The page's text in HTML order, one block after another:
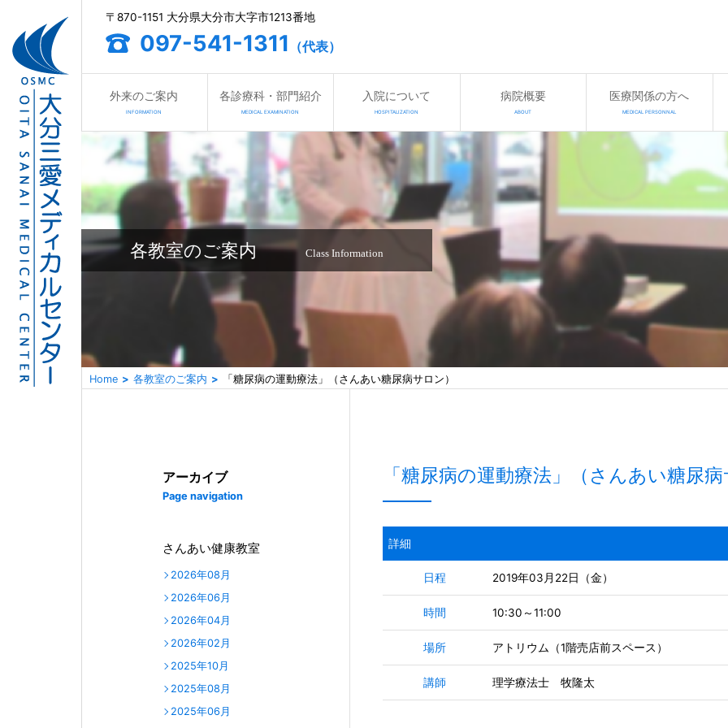
〒870-1151 大分県大分市大字市1213番地
097-541-1311 （代表）
外来のご案内
INFORMATION
各診療科・部門紹介
MEDICAL EXAMINATION
入院について
HOSPITALIZATION
病院概要
ABOUT
医療関係の方へ
MEDICAL PERSONNAL
各教室のご案内 Class Information
Home 各教室のご案内 「糖尿病の運動療法」（さんあい糖尿病サロン）
アーカイブ
Page navigation
さんあい健康教室
2026年08月
2026年06月
2026年04月
2026年02月
2025年10月
2025年08月
2025年06月
「糖尿病の運動療法」（さんあい糖尿
詳細
日程 2019年03月22日（金）
時間 10:30～11:00
場所 アトリウム（1階売店前スペース）
講師 理学療法士 牧隆太